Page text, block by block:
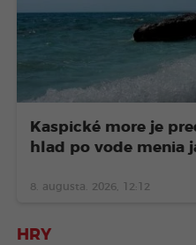
Kaspické more je
hlad po vode menia
8. augusta. 2026, 12:12
HRY